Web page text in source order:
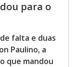
para o
de falta e duas
Paulino, a
que mandou